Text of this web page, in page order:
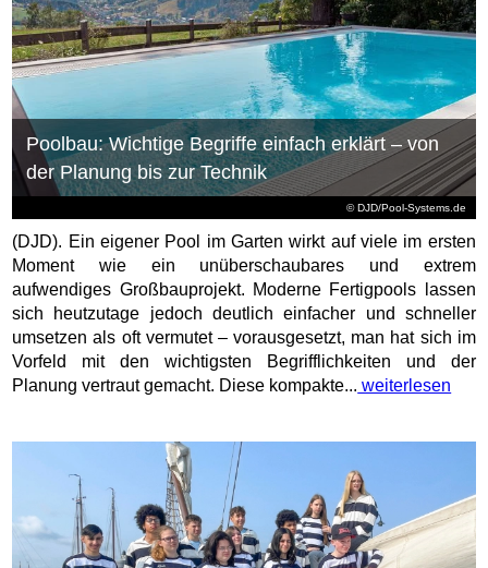
© DJD/Pool-Systems.de
Poolbau: Wichtige Begriffe einfach erklärt – von
der Planung bis zur Technik
(DJD). Ein eigener Pool im Garten wirkt auf viele im ersten
Moment wie ein unüberschaubares und extrem
aufwendiges Großbauprojekt. Moderne Fertigpools lassen
sich heutzutage jedoch deutlich einfacher und schneller
umsetzen als oft vermutet – vorausgesetzt, man hat sich im
Vorfeld mit den wichtigsten Begrifflichkeiten und der
Planung vertraut gemacht. Diese kompakte... weiterlesen